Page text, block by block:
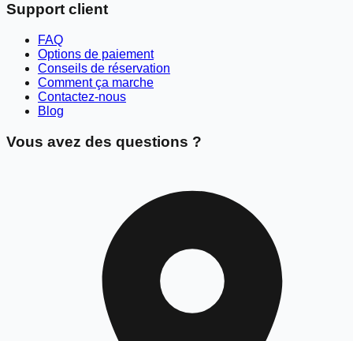
Support client
FAQ
Options de paiement
Conseils de réservation
Comment ça marche
Contactez-nous
Blog
Vous avez des questions ?